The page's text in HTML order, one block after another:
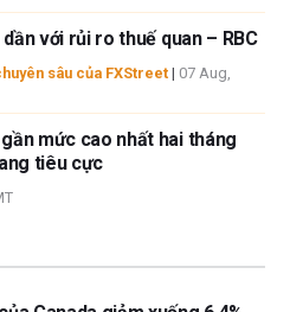
với rủi ro thuế quan – RBC
sâu của FXStreet | 07 Aug,
mức cao nhất hai tháng
tiêu cực